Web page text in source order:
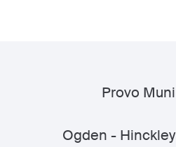
Provo Muni
Ogden - Hinckley